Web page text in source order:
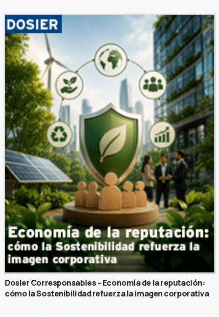
Dosier Corresponsables – Economía de la reputación:
cómo la Sostenibilidad refuerza la imagen corporativa